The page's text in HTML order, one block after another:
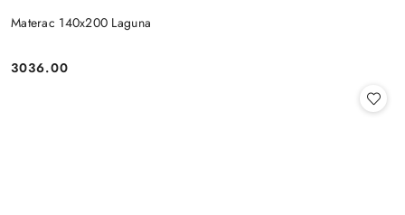
Materac 140x200 Laguna
Cena:
3036.00